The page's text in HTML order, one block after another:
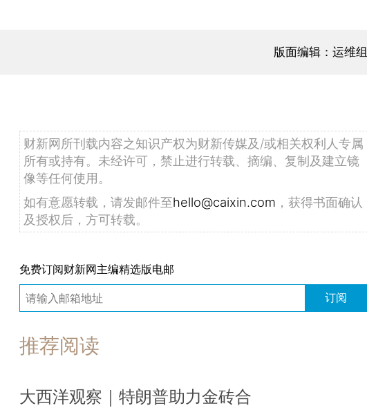
版面编辑：运维组
财新网所刊载内容之知识产权为财新传媒及/或相关权利人专属
所有或持有。未经许可，禁止进行转载、摘编、复制及建立镜
像等任何使用。
如有意愿转载，请发邮件至hello@caixin.com ，获得书面确认
及授权后，方可转载。
免费订阅财新网主编精选版电邮
订阅
推荐阅读
大西洋观察｜特朗普助力金砖合